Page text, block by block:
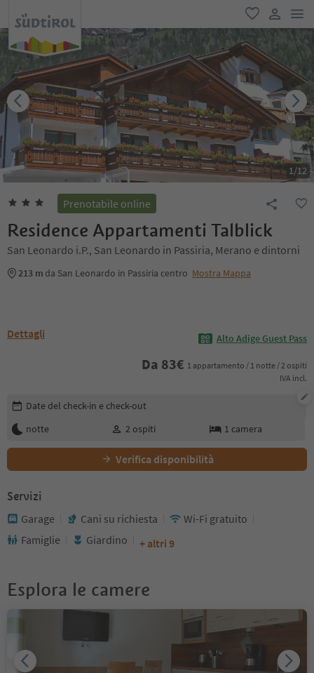
favoriti
user link
1/12
Prenotabile online
Residence Appartamenti Talblick
San Leonardo i.P., San Leonardo in Passiria, Merano e dintorni
213 m da San Leonardo in Passiria centro Mostra Mappa
Dettagli Alto Adige Guest Pass
Da 83€ 1 appartamento / 1 notte / 2 ospiti
IVA incl.
Modifica i dettagli della prenotazione
Date del check-in e check-out
notte
2 ospiti 1 camera
Verifica disponibilità
Servizi
Garage Cani su richiesta
Wi-Fi gratuito
Famiglie
Giardino + altri 9
Esplora le camere